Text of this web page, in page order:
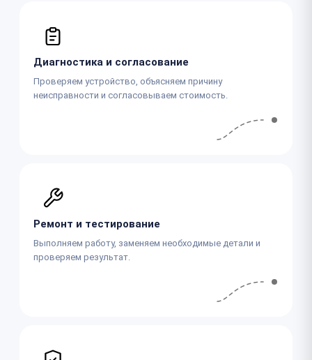
Диагностика и согласование
Проверяем устройство, объясняем причину
неисправности и согласовываем стоимость.
Ремонт и тестирование
Выполняем работу, заменяем необходимые детали и
проверяем результат.